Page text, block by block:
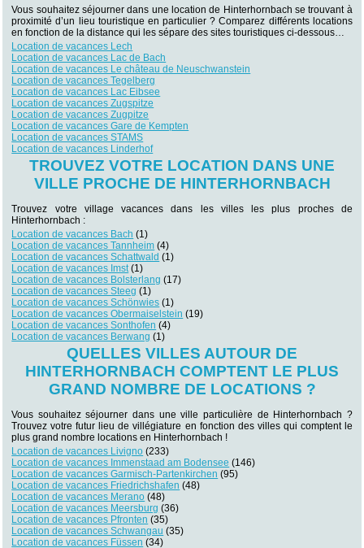
Vous souhaitez séjourner dans une location de Hinterhornbach se trouvant à
proximité d’un lieu touristique en particulier ? Comparez différents locations
en fonction de la distance qui les sépare des sites touristiques ci-dessous…
Location de vacances Lech
Location de vacances Lac de Bach
Location de vacances Le château de Neuschwanstein
Location de vacances Tegelberg
Location de vacances Lac Eibsee
Location de vacances Zugspitze
Location de vacances Zugpitze
Location de vacances Gare de Kempten
Location de vacances STAMS
Location de vacances Linderhof
TROUVEZ VOTRE LOCATION DANS UNE
VILLE PROCHE DE HINTERHORNBACH
Trouvez votre village vacances dans les villes les plus proches de
Hinterhornbach :
Location de vacances Bach (1)
Location de vacances Tannheim (4)
Location de vacances Schattwald (1)
Location de vacances Imst(1)
Location de vacances Bolsterlang (17)
Location de vacances Steeg (1)
Location de vacances Schönwies (1)
Location de vacances Obermaiselstein (19)
Location de vacances Sonthofen (4)
Location de vacances Berwang (1)
QUELLES VILLES AUTOUR DE
HINTERHORNBACH COMPTENT LE PLUS
GRAND NOMBRE DE LOCATIONS ?
Vous souhaitez séjourner dans une ville particulière de Hinterhornbach ?
Trouvez votre futur lieu de villégiature en fonction des villes qui comptent le
plus grand nombre locations en Hinterhornbach !
Location de vacances Livigno (233)
Location de vacances Immenstaad am Bodensee (146)
Location de vacances Garmisch-Partenkirchen (95)
Location de vacances Friedrichshafen (48)
Location de vacances Merano (48)
Location de vacances Meersburg (36)
Location de vacances Pfronten (35)
Location de vacances Schwangau (35)
Location de vacances Füssen (34)